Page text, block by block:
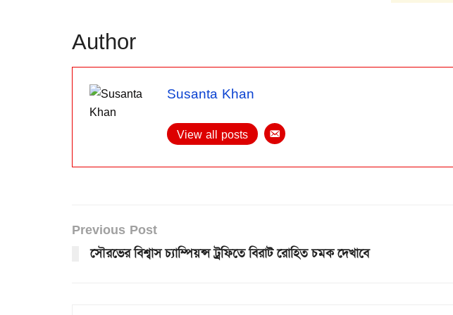
Author
Susanta Khan
View all posts
Previous Post
সৌরভের বিশ্বাস চ্যাম্পিয়ন্স ট্রফিতে বিরাট রোহিত চমক দেখাবে